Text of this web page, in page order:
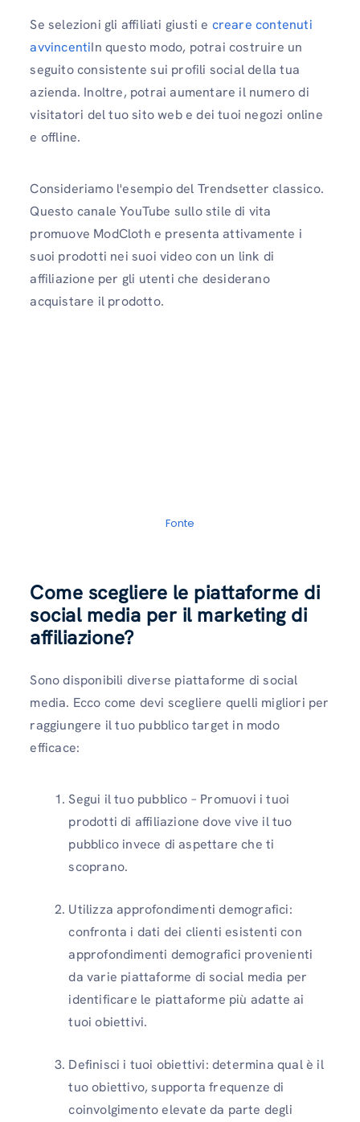
Se selezioni gli affiliati giusti e creare contenuti
avvincentiIn questo modo, potrai costruire un
seguito consistente sui profili social della tua
azienda. Inoltre, potrai aumentare il numero di
visitatori del tuo sito web e dei tuoi negozi online
e offline.
Consideriamo l'esempio del Trendsetter classico.
Questo canale YouTube sullo stile di vita
promuove ModCloth e presenta attivamente i
suoi prodotti nei suoi video con un link di
affiliazione per gli utenti che desiderano
acquistare il prodotto.
Fonte
Come scegliere le piattaforme di
social media per il marketing di
affiliazione?
Sono disponibili diverse piattaforme di social
media. Ecco come devi scegliere quelli migliori per
raggiungere il tuo pubblico target in modo
efficace:
Segui il tuo pubblico – Promuovi i tuoi
prodotti di affiliazione dove vive il tuo
pubblico invece di aspettare che ti
scoprano.
Utilizza approfondimenti demografici:
confronta i dati dei clienti esistenti con
approfondimenti demografici provenienti
da varie piattaforme di social media per
identificare le piattaforme più adatte ai
tuoi obiettivi.
Definisci i tuoi obiettivi: determina qual è il
tuo obiettivo, supporta frequenze di
coinvolgimento elevate da parte degli